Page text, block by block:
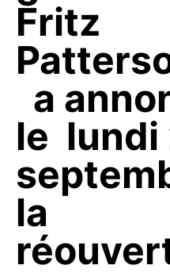
Fritz
a
le lundi
la